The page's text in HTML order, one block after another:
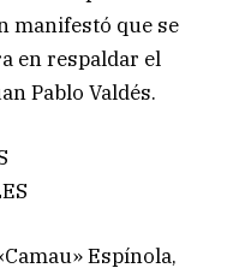
manifestó que se
en respaldar el
Pablo Valdés.
Espínola,